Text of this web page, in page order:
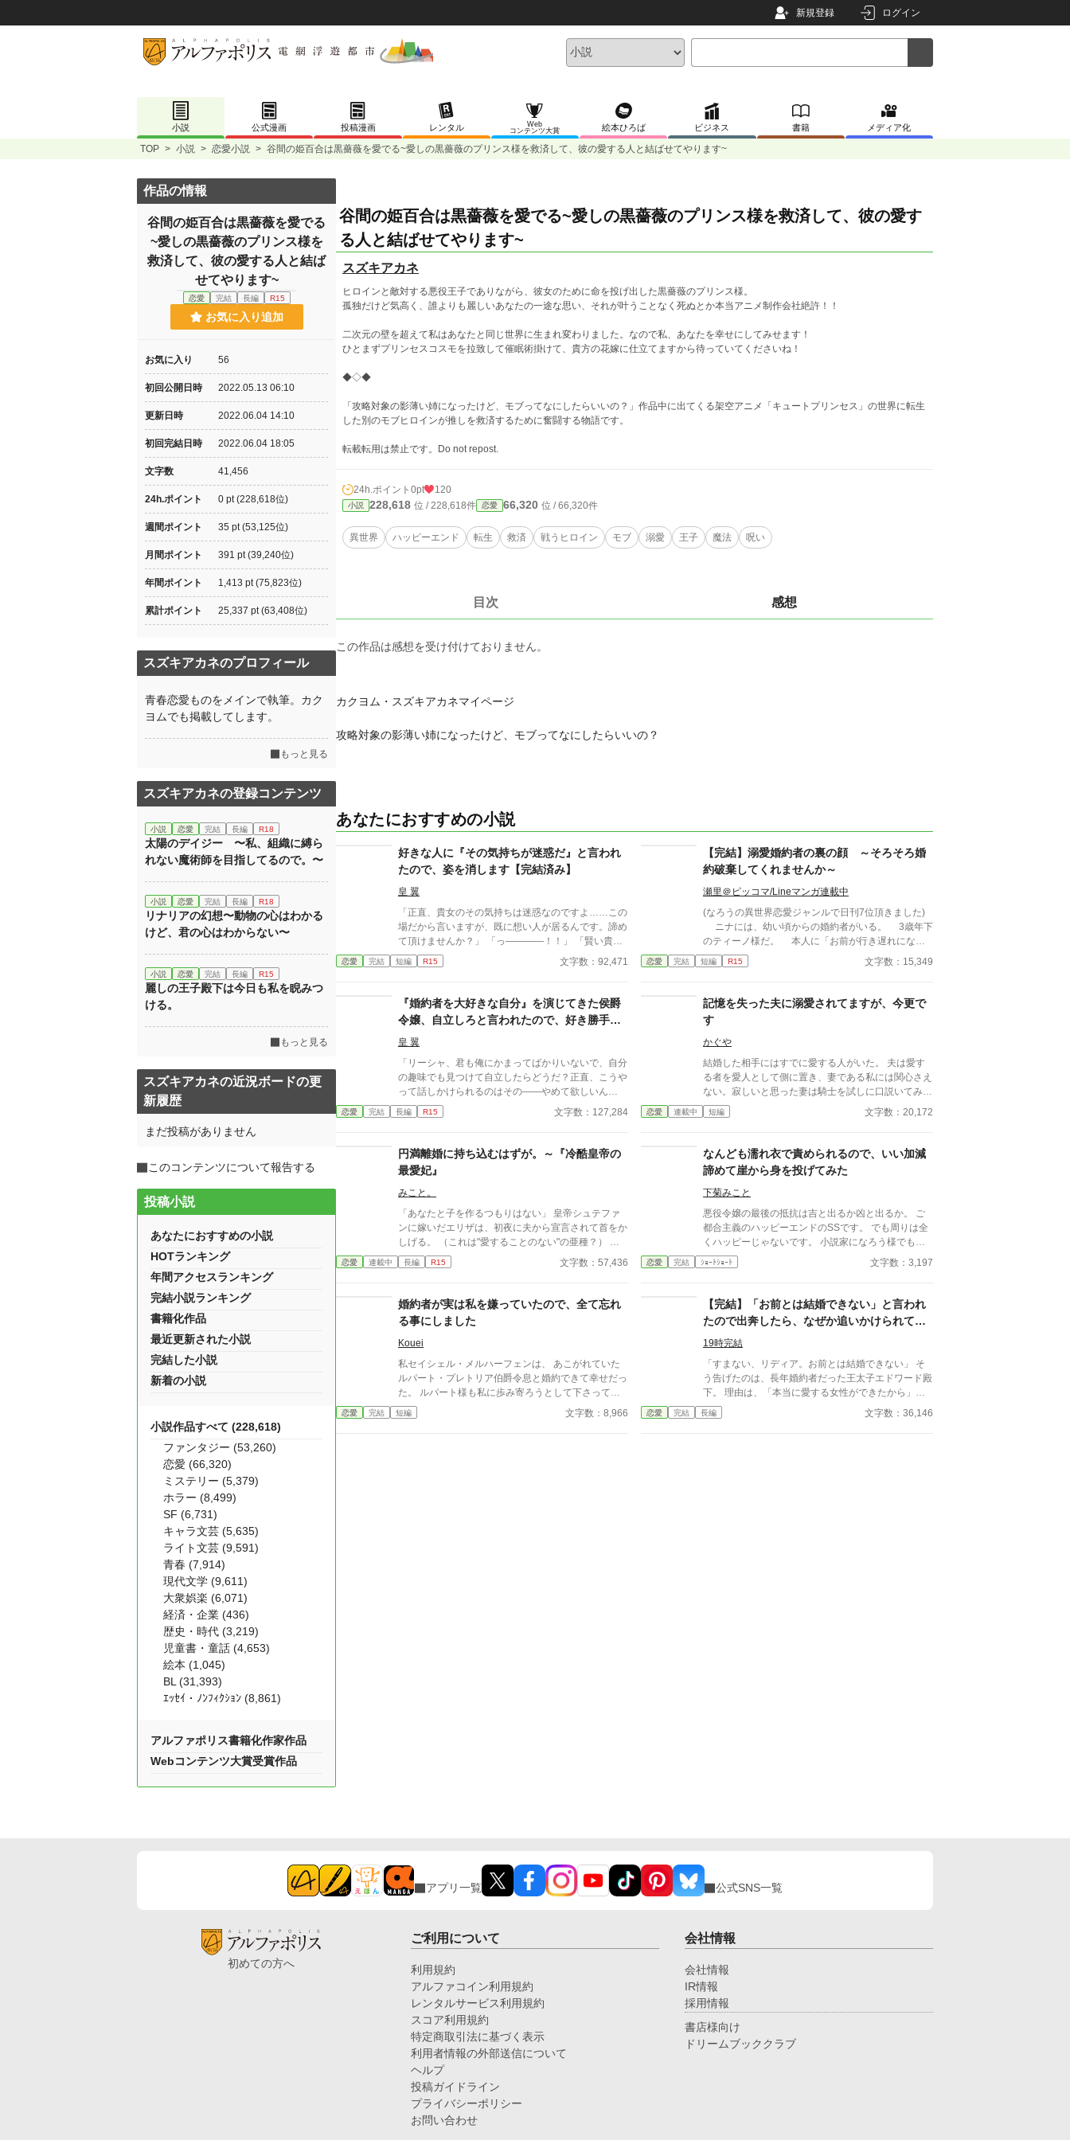
新規登録 ログイン
小説 公式漫画 投稿漫画 レンタル
Web
コンテンツ大賞
絵本ひろば ビジネス 書籍 メディア化
TOP > 小説 > 恋愛小説 > 谷間の姫百合は黒薔薇を愛でる~愛しの黒薔薇のプリンス様を救済して、彼の愛する人と結ばせてやります~
谷間の姫百合は黒薔薇を愛でる~愛しの黒薔薇のプリンス様を救済して、彼の愛す
る人と結ばせてやります~
スズキアカネ
ヒロインと敵対する悪役王子でありながら、彼女のために命を投げ出した黒薔薇のプリンス様。
孤独だけど気高く、誰よりも麗しいあなたの一途な思い、それが叶うことなく死ぬとか本当アニメ制作会社絶許！！
二次元の壁を超えて私はあなたと同じ世界に生まれ変わりました。なので私、あなたを幸せにしてみせます！
ひとまずプリンセスコスモを拉致して催眠術掛けて、貴方の花嫁に仕立てますから待っていてくださいね！
◆◇◆
「攻略対象の影薄い姉になったけど、モブってなにしたらいいの？」作品中に出てくる架空アニメ「キュートプリンセス」の世界に転生
した別のモブヒロインが推しを救済するために奮闘する物語です。
転載転用は禁止です。Do not repost.
24h.ポイント 0pt 120
小説 228,618 位 / 228,618件 恋愛 66,320 位 / 66,320件
異世界 ハッピーエンド 転生 救済 戦うヒロイン モブ 溺愛 王子 魔法 呪い
目次 感想
この作品は感想を受け付けておりません。
カクヨム・スズキアカネマイページ
攻略対象の影薄い姉になったけど、モブってなにしたらいいの？
あなたにおすすめの小説
好きな人に『その気持ちが迷惑だ』と言われ
たので、姿を消します【完結済み】
皇 翼
「正直、貴女のその気持ちは迷惑なのですよ……この
場だから言いますが、既に想い人が居るんです。諦め
て頂けませんか？」 「っ――――！！」 「賢い貴女
の事だ。地位も身分も財力も何もかもが貴女にとって
は高嶺の花だと元々分かっていたのでしょう？そんな
か？」 クロエの気持ちなどお構いなしに、言葉は続
けられる。既に想い人がいる。気持ちが迷惑。諦め
ろ。時間の無駄。彼は止まらず話し続ける。彼が口を
開く度に、まるで弾丸のように心を抉っていった。
＊＊＊＊＊＊ ・執筆時間空けてしまった間に途中過
程が気に食わなくなったので、設定などを少し変えて
改稿しています。
恋愛 完結 短編 R15 文字数：92,471
【完結】溺愛婚約者の裏の顔 ～そろそろ婚
約破棄してくれませんか～
瀬里＠ピッコマ/Lineマンガ連載中
(なろうの異世界恋愛ジャンルで日刊7位頂きました)
ニナには、幼い頃からの婚約者がいる。 3歳年下
のティーノ様だ。 本人に「お前が行き遅れになっ
た頃に終わりだ」と宣言されるような、典型的な「婚
約破棄前提の格差婚約」だ。 行き遅れになる前に
くいかず、最近ではもうそれもいいか、と半ばあきら
めている。 なぜなら、現在１６歳のティーノ様
は、匂いたつような色香と初々しさとを併せ持つ、美
青年へと成長してしまったのだ。おまけに人前では、
誰もがうらやむような溺愛ぶりだ。それが偽物だった
としても、こんな風に夢を見させてもらえる体験なん
て、そうそうできやしない。 もちろん人前でだけ
で、裏ではひどいものだけど。 そんな中、第三王
女殿下が、ティーノ様をお気に召したらしいという噂
のだが――。 全７話の短編です 完結確約です。
恋愛 完結 短編 R15 文字数：15,349
『婚約者を大好きな自分』を演じてきた侯爵
令嬢、自立しろと言われたので、好き勝手に
生きていくことにしました
皇 翼
「リーシャ、君も俺にかまってばかりいないで、自分
の趣味でも見つけて自立したらどうだ？正直、こうや
って話しかけられるのはその――やめて欲しいん
だ……周りの目もあるし、君なら分かるだろう？」
頭を急に鈍器で殴られたような感覚に陥る一言だっ
の前であったというのが間違いだったのかもしれな
い。 この一言で彼女の人生は一変した――。 ＊＊＊
＊＊＊ ※タイトル少し変えました。 ・暫く書いてい
なかったらかなり文体が変わってしまったので、書き
直ししています。 ・トラブル回避のため、完結まで
感想欄は開きません。
恋愛 完結 長編 R15 文字数：127,284
記憶を失った夫に溺愛されてますが、今更で
す
かぐや
結婚した相手にはすでに愛する人がいた。 夫は愛す
る者を愛人として側に置き、妻である私には関心さえ
ない。寂しいと思った妻は騎士を試しに口説いてみた
ところ、意気投合し、結婚一年後には騎士と良き仲で
あった。 だが、夫が事故で記憶喪失になりやってき
く。
恋愛 連載中 短編 文字数：20,172
円満離婚に持ち込むはずが。～『冷酷皇帝の
最愛妃』
みこと。
「あなたと子を作るつもりはない」 皇帝シュテファ
ンに嫁いだエリザは、初夜に夫から宣言されて首をか
しげる。 （これは"愛することのない"の亜種？） 前
世を思い出したばかりの彼女は、ここが小説『冷酷皇
帝の最愛妃』の中だと気づき、冷静に状況を分析して
けた花嫁で、彼の恋路の邪魔をするモブ皇妃。小説の
シュテファンは、最終的には運命の恋人アンネと結ば
れる。 それは確かに、子どもが出来たら困るだろ
う。 速やかな"円満離婚"を前提にシュテファンと契約
を結んだエリザだったが、とあるキッカケで彼の子を
身ごもることになってしまい──？ シュテファンとの
契約違反におののき、思わず逃走したエリザに「やっ
と見つけた」と追いすがる夫。 どうやら彼はエリザ
一筋だったらしく。あれ？ あなたの恋人アンネはど
恋愛 連載中 長編 R15 文字数：57,436
なんども濡れ衣で責められるので、いい加減
諦めて崖から身を投げてみた
下菊みこと
悪役令嬢の最後の抵抗は吉と出るか凶と出るか。 ご
都合主義のハッピーエンドのSSです。 でも周りは全
くハッピーじゃないです。 小説家になろう様でも投
稿しています。
恋愛 完結 ｼｮｰﾄｼｮｰﾄ 文字数：3,197
婚約者が実は私を嫌っていたので、全て忘れ
る事にしました
Kouei
私セイシェル・メルハーフェンは、 あこがれていた
ルパート・プレトリア伯爵令息と婚約できて幸せだっ
た。 ルパート様も私に歩み寄ろうとして下さってい
る。 けれど私は聞いてしまった。ルパート様の本音
を。 『我慢するしかない』 『彼女といると疲れる』
恋愛 完結 短編 文字数：8,966
【完結】「お前とは結婚できない」と言われ
たので出奔したら、なぜか追いかけられてい
ます
19時完結
「すまない、リディア。お前とは結婚できない」 そ
う告げたのは、長年婚約者だった王太子エドワード殿
下。 理由は、「本当に愛する女性ができたから」―
―つまり、私以外に好きな人ができたということ。
（まあ、そんな気はしてました） 社交界では目立た
恋愛 完結 長編 文字数：36,146
作品の情報
谷間の姫百合は黒薔薇を愛でる
~愛しの黒薔薇のプリンス様を
救済して、彼の愛する人と結ば
せてやります~
恋愛 完結 長編 R15
お気に入り追加
お気に入り 56
初回公開日時 2022.05.13 06:10
更新日時 2022.06.04 14:10
初回完結日時 2022.06.04 18:05
文字数 41,456
24h.ポイント 0 pt (228,618位)
週間ポイント 35 pt (53,125位)
月間ポイント 391 pt (39,240位)
年間ポイント 1,413 pt (75,823位)
累計ポイント 25,337 pt (63,408位)
スズキアカネのプロフィール
青春恋愛ものをメインで執筆。カク
ヨムでも掲載してします。
もっと見る
スズキアカネの登録コンテンツ
小説 恋愛 完結 長編 R18
太陽のデイジー 〜私、組織に縛ら
れない魔術師を目指してるので。〜
小説 恋愛 完結 長編 R18
リナリアの幻想〜動物の心はわかる
けど、君の心はわからない〜
小説 恋愛 完結 長編 R15
麗しの王子殿下は今日も私を睨みつ
ける。
もっと見る
スズキアカネの近況ボードの更
新履歴
まだ投稿がありません
このコンテンツについて報告する
投稿小説
あなたにおすすめの小説
HOTランキング
年間アクセスランキング
完結小説ランキング
書籍化作品
最近更新された小説
完結した小説
新着の小説
小説作品すべて (228,618)
ファンタジー (53,260)
恋愛 (66,320)
ミステリー (5,379)
ホラー (8,499)
SF (6,731)
キャラ文芸 (5,635)
ライト文芸 (9,591)
青春 (7,914)
現代文学 (9,611)
大衆娯楽 (6,071)
経済・企業 (436)
歴史・時代 (3,219)
児童書・童話 (4,653)
絵本 (1,045)
BL (31,393)
ｴｯｾｲ・ﾉﾝﾌｨｸｼｮﾝ (8,861)
アルファポリス書籍化作家作品
Webコンテンツ大賞受賞作品
アプリ一覧 公式SNS一覧
初めての方へ
ご利用について
利用規約
アルファコイン利用規約
レンタルサービス利用規約
スコア利用規約
特定商取引法に基づく表示
利用者情報の外部送信について
ヘルプ
投稿ガイドライン
プライバシーポリシー
お問い合わせ
会社情報
会社情報
IR情報
採用情報
書店様向け
ドリームブッククラブ